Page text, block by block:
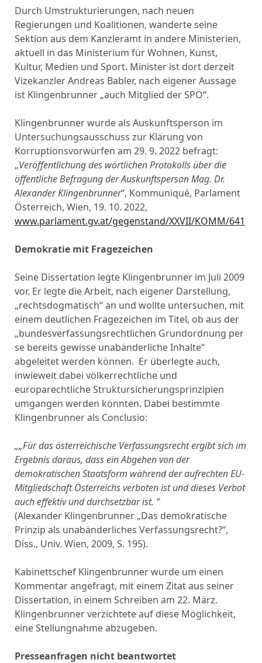
Durch Umstrukturierungen, nach neuen
Regierungen und Koalitionen, wanderte seine
Sektion aus dem Kanzleramt in andere Ministerien,
aktuell in das Ministerium für Wohnen, Kunst,
Kultur, Medien und Sport. Minister ist dort derzeit
Vizekanzler Andreas Babler, nach eigener Aussage
ist Klingenbrunner „auch Mitglied der SPÖ“.
Klingenbrunner wurde als Auskunftsperson im
Untersuchungsausschuss zur Klärung von
Korruptionsvorwürfen am 29. 9. 2022 befragt:
„Veröffentlichung des wörtlichen Protokolls über die
öffentliche Befragung der Auskunftsperson Mag. Dr.
Alexander Klingenbrunner“, Kommuniqué, Parlament
Österreich, Wien, 19. 10. 2022,
www.parlament.gv.at/gegenstand/XXVII/KOMM/641
Demokratie mit Fragezeichen
Seine Dissertation legte Klingenbrunner im Juli 2009
vor. Er legte die Arbeit, nach eigener Darstellung,
„rechtsdogmatisch“ an und wollte untersuchen, mit
einem deutlichen Fragezeichen im Titel, ob aus der
„bundesverfassungsrechtlichen Grundordnung per
se bereits gewisse unabänderliche Inhalte“
abgeleitet werden können. Er überlegte auch,
inwieweit dabei völkerrechtliche und
europarechtliche Struktursicherungsprinzipien
umgangen werden könnten. Dabei bestimmte
Klingenbrunner als Conclusio:
„„Für das österreichische Verfassungsrecht ergibt sich im
Ergebnis daraus, dass ein Abgehen von der
demokratischen Staatsform während der aufrechten EU-
Mitgliedschaft Österreichs verboten ist und dieses Verbot
auch effektiv und durchsetzbar ist. “
(Alexander Klingenbrunner „Das demokratische
Prinzip als unabänderliches Verfassungsrecht?“,
Diss., Univ. Wien, 2009, S. 195).
Kabinettschef Klingenbrunner wurde um einen
Kommentar angefragt, mit einem Zitat aus seiner
Dissertation, in einem Schreiben am 22. März.
Klingenbrunner verzichtete auf diese Möglichkeit,
eine Stellungnahme abzugeben.
Presseanfragen nicht beantwortet